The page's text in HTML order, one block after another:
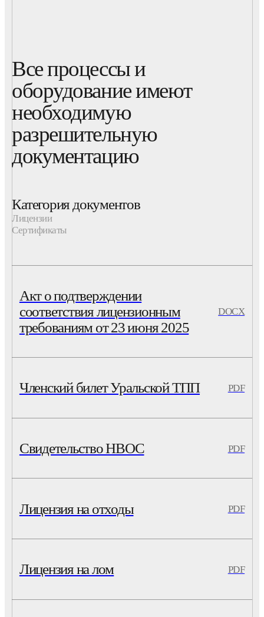
Все процессы и
оборудование имеют
необходимую
разрешительную
документацию
Категория документов
Лицензии
Сертификаты
Акт о подтверждении
соответствия лицензионным
требованиям от 23 июня 2025
DOCX
Членский билет Уральской ТПП PDF
Свидетельство НВОС PDF
Лицензия на отходы PDF
Лицензия на лом PDF